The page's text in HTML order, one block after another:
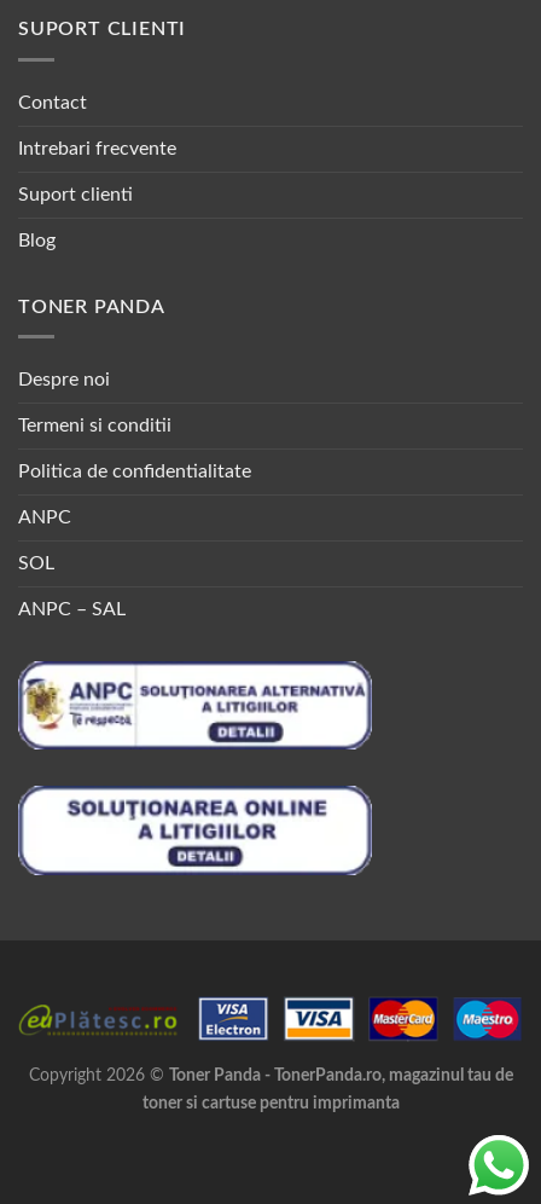
SUPORT CLIENTI
Contact
Intrebari frecvente
Suport clienti
Blog
TONER PANDA
Despre noi
Termeni si conditii
Politica de confidentialitate
ANPC
SOL
ANPC – SAL
Copyright 2026 © Toner Panda - TonerPanda.ro, magazinul tau de
toner si cartuse pentru imprimanta